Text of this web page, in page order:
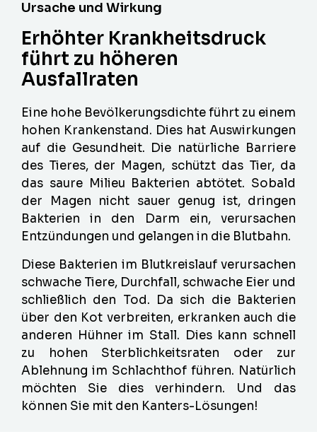
Ursache und Wirkung
Erhöhter Krankheitsdruck
führt zu höheren
Ausfallraten
Eine hohe Bevölkerungsdichte führt zu einem
hohen Krankenstand. Dies hat Auswirkungen
auf die Gesundheit. Die natürliche Barriere
des Tieres, der Magen, schützt das Tier, da
das saure Milieu Bakterien abtötet. Sobald
der Magen nicht sauer genug ist, dringen
Bakterien in den Darm ein, verursachen
Entzündungen und gelangen in die Blutbahn.
Diese Bakterien im Blutkreislauf verursachen
schwache Tiere, Durchfall, schwache Eier und
schließlich den Tod. Da sich die Bakterien
über den Kot verbreiten, erkranken auch die
anderen Hühner im Stall. Dies kann schnell
zu hohen Sterblichkeitsraten oder zur
Ablehnung im Schlachthof führen. Natürlich
möchten Sie dies verhindern. Und das
können Sie mit den Kanters-Lösungen!